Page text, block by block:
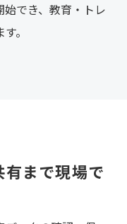
でき、教育・トレ
。
まで現場で